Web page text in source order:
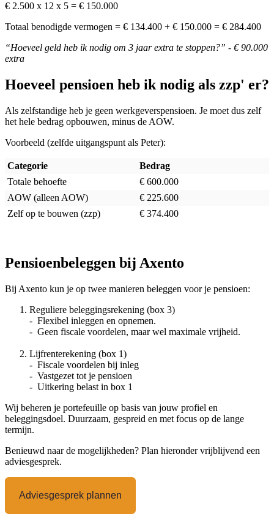
€ 2.500 x 12 x 5 = € 150.000
Totaal benodigde vermogen = € 134.400 + € 150.000 = € 284.400
“Hoeveel geld heb ik nodig om 3 jaar extra te stoppen?” - € 90.000
extra
Hoeveel pensioen heb ik nodig als zzp' er?
Als zelfstandige heb je geen werkgeverspensioen. Je moet dus zelf
het hele bedrag opbouwen, minus de AOW.
Voorbeeld (zelfde uitgangspunt als Peter):
Categorie
Bedrag
Totale behoefte
€ 600.000
AOW (alleen AOW)
€ 225.600
Zelf op te bouwen (zzp)
€ 374.400
Pensioenbeleggen bij Axento
Bij Axento kun je op twee manieren beleggen voor je pensioen:
Reguliere beleggingsrekening (box 3)
- Flexibel inleggen en opnemen.
- Geen fiscale voordelen, maar wel maximale vrijheid.
Lijfrenterekening (box 1)
- Fiscale voordelen bij inleg
- Vastgezet tot je pensioen
- Uitkering belast in box 1
Wij beheren je portefeuille op basis van jouw profiel en
beleggingsdoel. Duurzaam, gespreid en met focus op de lange
termijn.
Benieuwd naar de mogelijkheden? Plan hieronder vrijblijvend een
adviesgesprek.
Adviesgesprek plannen